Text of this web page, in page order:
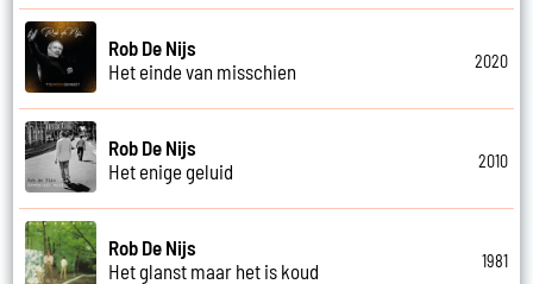
Rob De Nijs
Het einde van misschien
2020
Rob De Nijs
Het enige geluid
2010
Rob De Nijs
Het glanst maar het is koud
1981